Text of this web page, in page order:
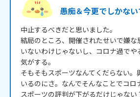
愚痴＆今更でしかな
中止するべきだと思いました。
結局のところ、開催されたせいで嫌な
いないわけじゃないし、コロナ過でや
気がする。
そもそもスポーツなんてくだらない。
いるのにさ。なんでそんなことでコロ
スポーツの評判が下がるだけじゃない